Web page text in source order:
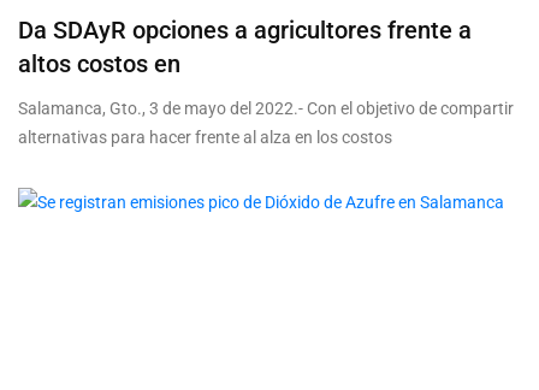
Da SDAyR opciones a agricultores frente a
altos costos en
Salamanca, Gto., 3 de mayo del 2022.- Con el objetivo de compartir
alternativas para hacer frente al alza en los costos